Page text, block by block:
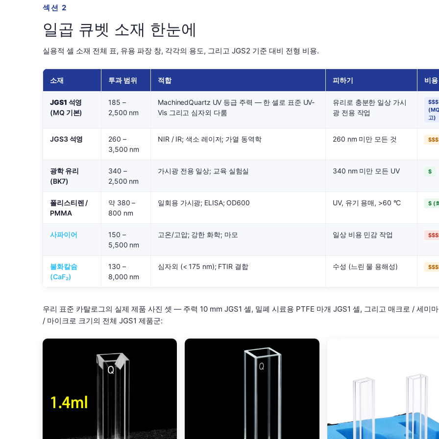
섹션 2
일곱 큐벳 소재 한눈에
실용적 셀 소재 전체 표, 유용 파장 창, 각각의 용도, 그리고 JGS2 기준 대비 전형 비용.
소재 투과 범위 적합 피하기 비용
JGS1 석영
(MQ 기본)
185 –
2,500 nm
MachinedQuartz UV 등급 주력 — 한 셀로 표준 UV-
Vis 그리고 심자외 다룸
유리로 충분한 일상 가시
광 전용 작업
$$$
고)
JGS3 석영
260 –
3,500 nm
NIR / IR; 색소 레이저; 가열 동역학 260 nm 미만 모든 것 $$$
광학 유리
(BK7)
340 –
2,500 nm
가시광 전용 일상; 교육 실험실 340 nm 미만 모든 UV $
폴리스티렌 /
PMMA
약 380 –
800 nm
일회용 가시광; ELISA; OD600 UV, 유기 용매, >60 °C $ (
사파이어
150 –
5,500 nm
고온/고압; 강한 화학; 마모 일상 비용 민감 작업
불화칼슘
(CaF₂)
130 –
8,000 nm
심자외 (< 175 nm); FTIR 결합 수성 (느린 물 용해성)
우리 표준 카탈로그의 실제 제품 사진 셋 — 주력 10 mm JGS1 셀, 밀폐 시료용 PTFE 마개 JGS1 셀, 그리고 매크로 / 세미
/ 마이크로 크기의 전체 JGS1 제품군: